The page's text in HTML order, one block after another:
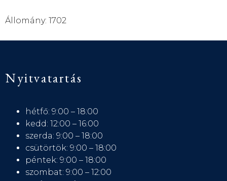
Állomány: 1702
Nyitvatartás
hétfő: 9:00 – 18:00
kedd: 12:00 – 16:00
szerda: 9:00 – 18:00
csütörtök: 9:00 – 18:00
péntek: 9:00 – 18:00
szombat: 9:00 – 12:00